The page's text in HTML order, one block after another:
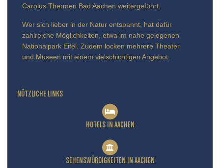
Carolus Thermen Bad Aachen weitergeführt.
Wer sich lieber in der Natur entspannt, hat dafür
zahlreiche Möglichkeiten, etwa im nahe gelegenen
Nationalpark Eifel. Zudem locken mehrere Theater
und Museen mit einem vielschichtigen Angebot.
NÜTZLICHE LINKS
HOTELS IN AACHEN
SEHENSWÜRDIGKEITEN IN AACHEN